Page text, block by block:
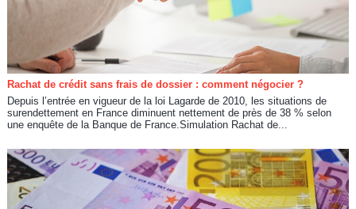
Rachat de crédit sans frais de dossier : comment négocier ?
Depuis l’entrée en vigueur de la loi Lagarde de 2010, les situations de
surendettement en France diminuent nettement de près de 38 % selon
une enquête de la Banque de France.Simulation Rachat de...